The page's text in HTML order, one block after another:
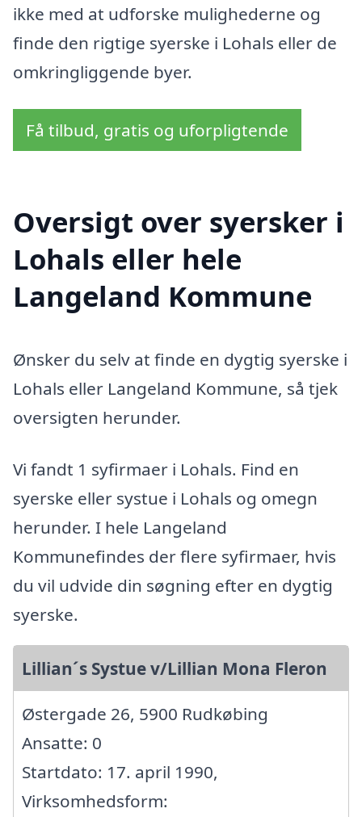
ikke med at udforske mulighederne og
finde den rigtige syerske i Lohals eller de
omkringliggende byer.
Få tilbud, gratis og uforpligtende
Oversigt over syersker i
Lohals eller hele
Langeland Kommune
Ønsker du selv at finde en dygtig syerske i
Lohals eller Langeland Kommune, så tjek
oversigten herunder.
Vi fandt 1 syfirmaer i Lohals. Find en
syerske eller systue i Lohals og omegn
herunder. I hele Langeland
Kommunefindes der flere syfirmaer, hvis
du vil udvide din søgning efter en dygtig
syerske.
Lillian´s Systue v/Lillian Mona Fleron
Østergade 26, 5900 Rudkøbing
Ansatte: 0
Startdato: 17. april 1990,
Virksomhedsform: